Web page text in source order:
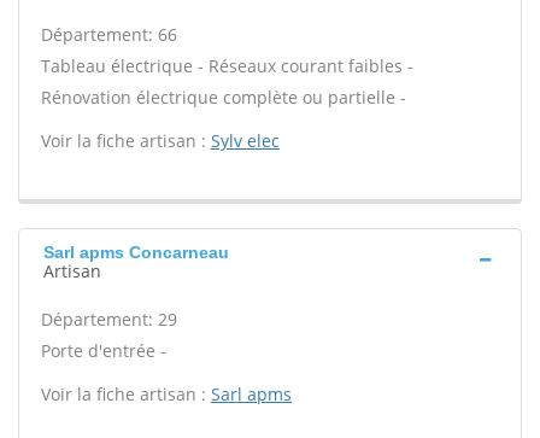
Département: 66
Tableau électrique - Réseaux courant faibles -
Rénovation électrique complète ou partielle -
Voir la fiche artisan : Sylv elec
Sarl apms Concarneau
Artisan
Département: 29
Porte d'entrée -
Voir la fiche artisan : Sarl apms